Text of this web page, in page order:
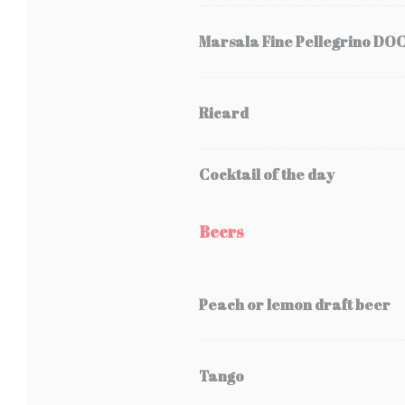
Marsala Fine Pellegrino
Ricard
Cocktail of the day
Beers
Peach or lemon draft beer
Tango